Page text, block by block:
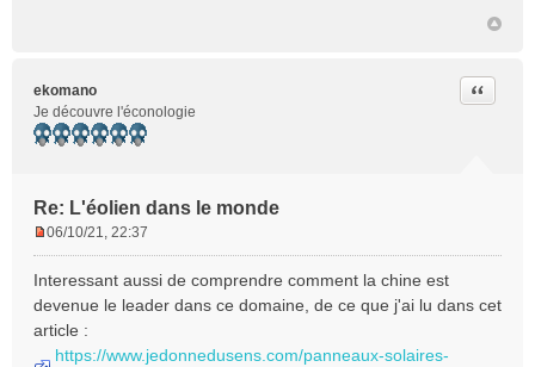
ekomano
Je découvre l'éconologie
Re: L'éolien dans le monde
Citer
s
s
a
06/10/21, 22:37
Interessant aussi de comprendre comment la chine est
devenue le leader dans ce domaine, de ce que j'ai lu dans cet
article :
https://www.jedonnedusens.com/panneaux-solaires-